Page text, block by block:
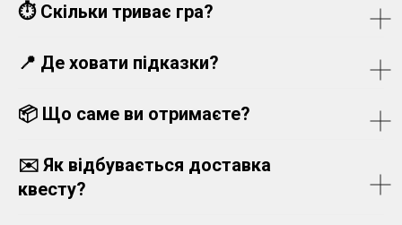
⏱️ Скільки триває гра?
📍 Де ховати підказки?
📦 Що саме ви отримаєте?
✉️ Як відбувається доставка
квесту?